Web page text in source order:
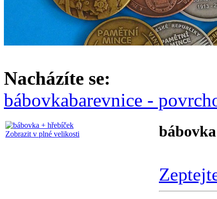
Nacházíte se:
bábovkabarevnice -
Zobrazit v plné velikosti